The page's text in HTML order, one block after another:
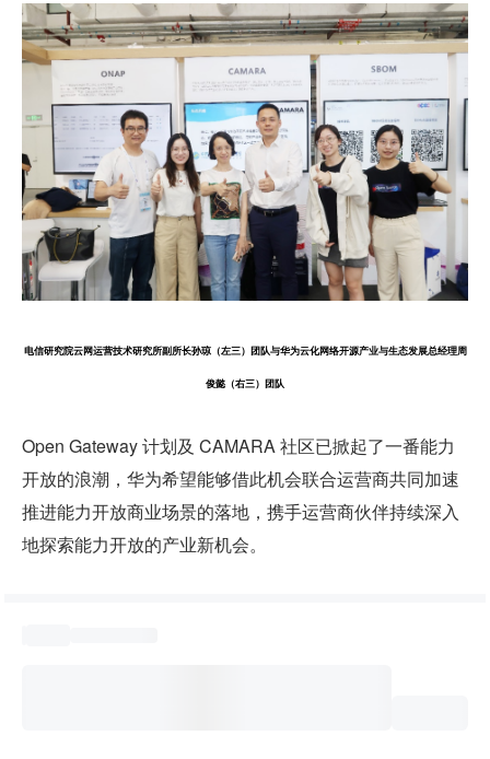
电信研究院云网运营技术研究所副所长孙琼（左三）团队与华为云化网络开源产业与生态发展总经理周
俊懿（右三）团队
Open Gateway 计划及 CAMARA 社区已掀起了一番能力
开放的浪潮，华为希望能够借此机会联合运营商共同加速
推进能力开放商业场景的落地，携手运营商伙伴持续深入
地探索能力开放的产业新机会。